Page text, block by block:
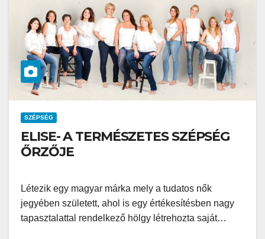
SZÉPSÉG
ELISE- A TERMÉSZETES SZÉPSÉG
ŐRZŐJE
Létezik egy magyar márka mely a tudatos nők
jegyében született, ahol is egy értékesítésben nagy
tapasztalattal rendelkező hölgy létrehozta saját…